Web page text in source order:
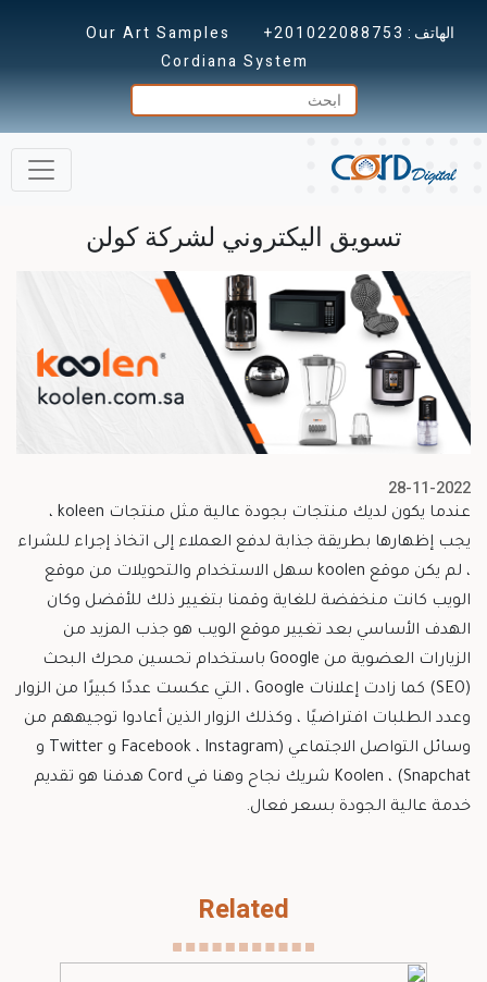
الهاتف : +201022088753
Our Art Samples
Cordiana System
تسويق اليكتروني لشركة كولن
28-11-2022
عندما يكون لديك منتجات بجودة عالية مثل منتجات koleen ،
يجب إظهارها بطريقة جذابة لدفع العملاء إلى اتخاذ إجراء للشراء
، لم يكن موقع koolen سهل الاستخدام والتحويلات من موقع
الويب كانت منخفضة للغاية وقمنا بتغيير ذلك للأفضل وكان
الهدف الأساسي بعد تغيير موقع الويب هو جذب المزيد من
الزيارات العضوية من Google باستخدام تحسين محرك البحث
(SEO) كما زادت إعلانات Google ، التي عكست عددًا كبيرًا من الزوار
وعدد الطلبات افتراضيًا ، وكذلك الزوار الذين أعادوا توجيههم من
وسائل التواصل الاجتماعي (Facebook ، Instagram و Twitter و
Snapchat) ، Koolen شريك نجاح وهنا في Cord هدفنا هو تقديم
خدمة عالية الجودة بسعر فعال.
Related